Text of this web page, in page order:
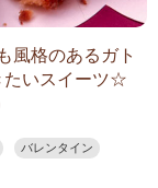
風格のあるガト
たいスイーツ☆
バレンタイン